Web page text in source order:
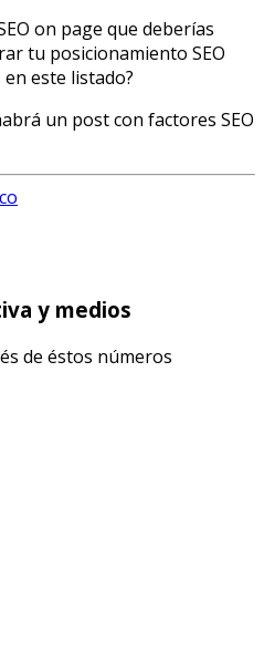
on page que deberías
tu posicionamiento SEO
este listado?
un post con factores SEO
y medios
de éstos números